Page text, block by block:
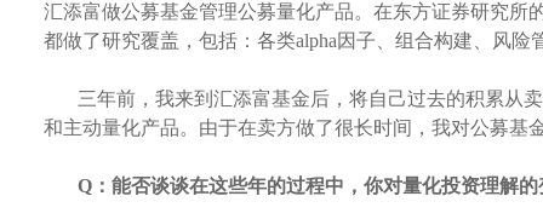
汇添富做公募基金管理公募量化产品。在东方证券研究
都做了研究覆盖，包括：各类alpha因子、组合构建、风
三年前，我来到汇添富基金后，将自己过去的积累从
和主动量化产品。由于在卖方做了很长时间，我对公募基
Q： 能否谈谈在这些年的过程中，你对量化投资理解